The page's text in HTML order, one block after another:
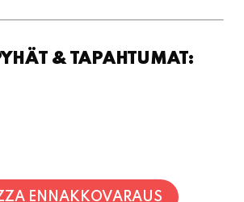
& TAPAHTUMAT:
ENNAKKOVARAUS